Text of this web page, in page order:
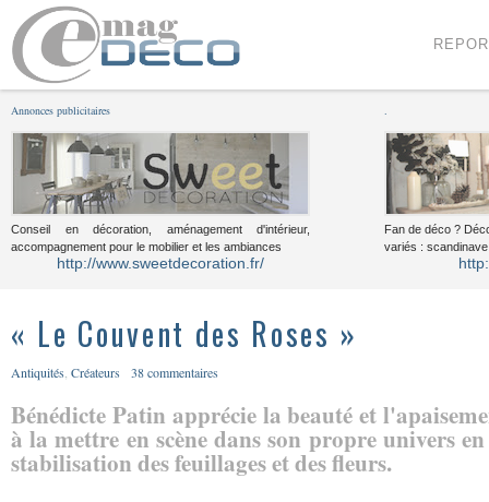
Annonces publicitaires
Conseil en décoration, aménagement d'intérieur,
accompagnement pour le mobilier et les ambiances
http://www.sweetdecoration.fr/
Fan de déco ?
variés :
« Le Couvent des Roses »
Antiquités Créateurs 38 commentaires
Bénédicte Patin apprécie la beauté et
à la mettre en scène dans son propre univers
stabilisation des feuillages et des fleurs.